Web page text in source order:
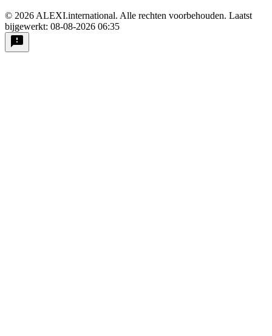
© 2026 ALEXI.international. Alle rechten voorbehouden. Laatst
bijgewerkt: 08-08-2026 06:35
feedback